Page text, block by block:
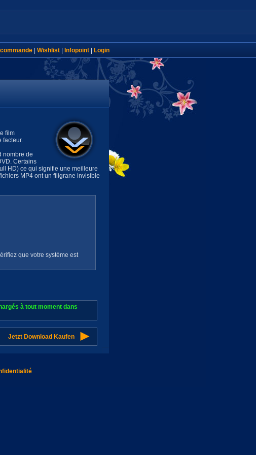
| Wishlist| Infopoint| Login
film
facteur.
nombre de
Certains
HD) ce qui signifie une meilleure
MP4 ont un filigrane invisible
que votre système est
à tout moment dans
Jetzt Download Kaufen